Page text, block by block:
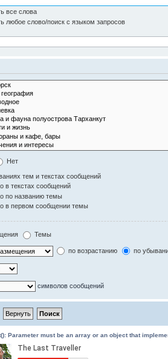
все слова
любое слово/поиск с языком запросов
Нет
тем и текстах сообщений
в текстах сообщений
по названию темы
в первом сообщении темы
Темы
по возрастанию по
символов сообщений
Parameter must be an array or an object that